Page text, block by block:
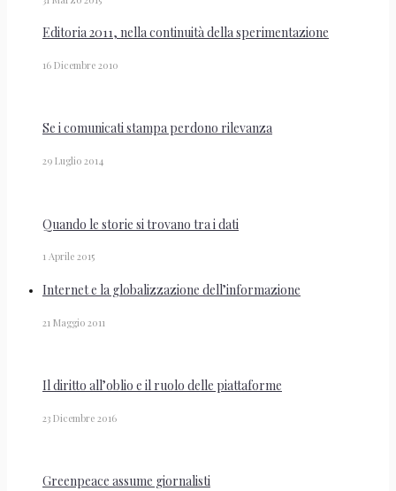
Editoria 2011, nella continuità della sperimentazione
16 Dicembre 2010
Se i comunicati stampa perdono rilevanza
29 Luglio 2014
Quando le storie si trovano tra i dati
1 Aprile 2015
Internet e la globalizzazione dell’informazione
21 Maggio 2011
Il diritto all’oblio e il ruolo delle piattaforme
23 Dicembre 2016
Greenpeace assume giornalisti